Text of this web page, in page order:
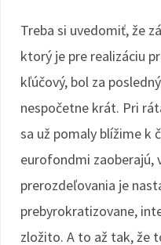
Treba si uvedomiť, že
ktorý je pre realizáciu
kľúčový, bol za
nespočetne krát. Pri
sa už pomaly blížime k
eurofondmi zaoberajú,
prerozdeľovania je
prebyrokratizovane,
zložito. A to až tak, že